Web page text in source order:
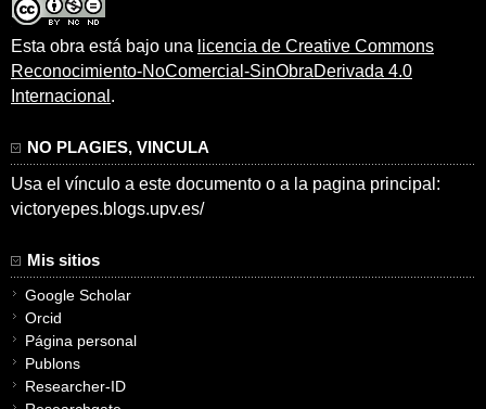
Esta obra está bajo una licencia de Creative Commons
Reconocimiento-NoComercial-SinObraDerivada 4.0
Internacional .
NO PLAGIES, VINCULA
Usa el vínculo a este documento o a la pagina principal:
victoryepes.blogs.upv.es/
Mis sitios
Google Scholar
Orcid
Página personal
Publons
Researcher-ID